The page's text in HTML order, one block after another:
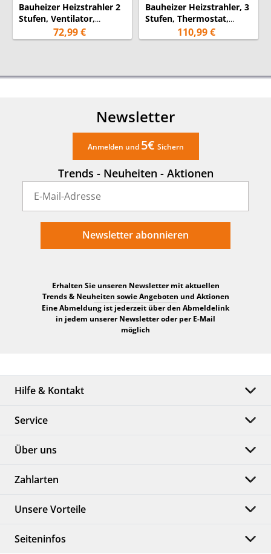
Bauheizer Heizstrahler 2
Stufen, Ventilator,
Thermostat, 3300W IP24
72,99 €
Bauheizer Heizstrahler, 3
Stufen, Thermostat,
3000Watt IPX4
110,99 €
Newsletter
Anmelden und 5€ Sichern
Trends - Neuheiten - Aktionen
Newsletter abonnieren
Erhalten Sie unseren Newsletter mit aktuellen
Trends & Neuheiten sowie Angeboten und Aktionen
Eine Abmeldung ist jederzeit über den Abmeldelink
in jedem unserer Newsletter oder per E-Mail
möglich
Hilfe & Kontakt
Service
Über uns
Zahlarten
Unsere Vorteile
Seiteninfos